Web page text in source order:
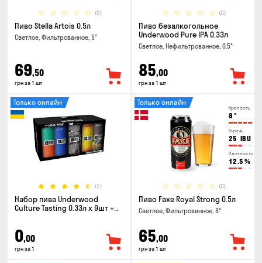
(0)
Пиво Stella Artois 0.5л
Светлое, Фильтрованное, 5°
69,50
грн за 1 шт
(0)
Пиво безалкогольное
Underwood Pure IPA 0.33л
Светлое, Нефильтрованное, 0.5°
85,00
грн за 1 шт
(1)
Только онлайн
Набор пива Underwood
Culture Tasting 0.33л x 9шт +
0,00
грн за 1
Крепость
8 °
Горечь
25 IBU
Плотность
12.5 %
(0)
Только онлайн
Пиво Faxe Royal Strong 0.5л
Светлое, Фильтрованное, 8°
65,00
грн за 1 шт